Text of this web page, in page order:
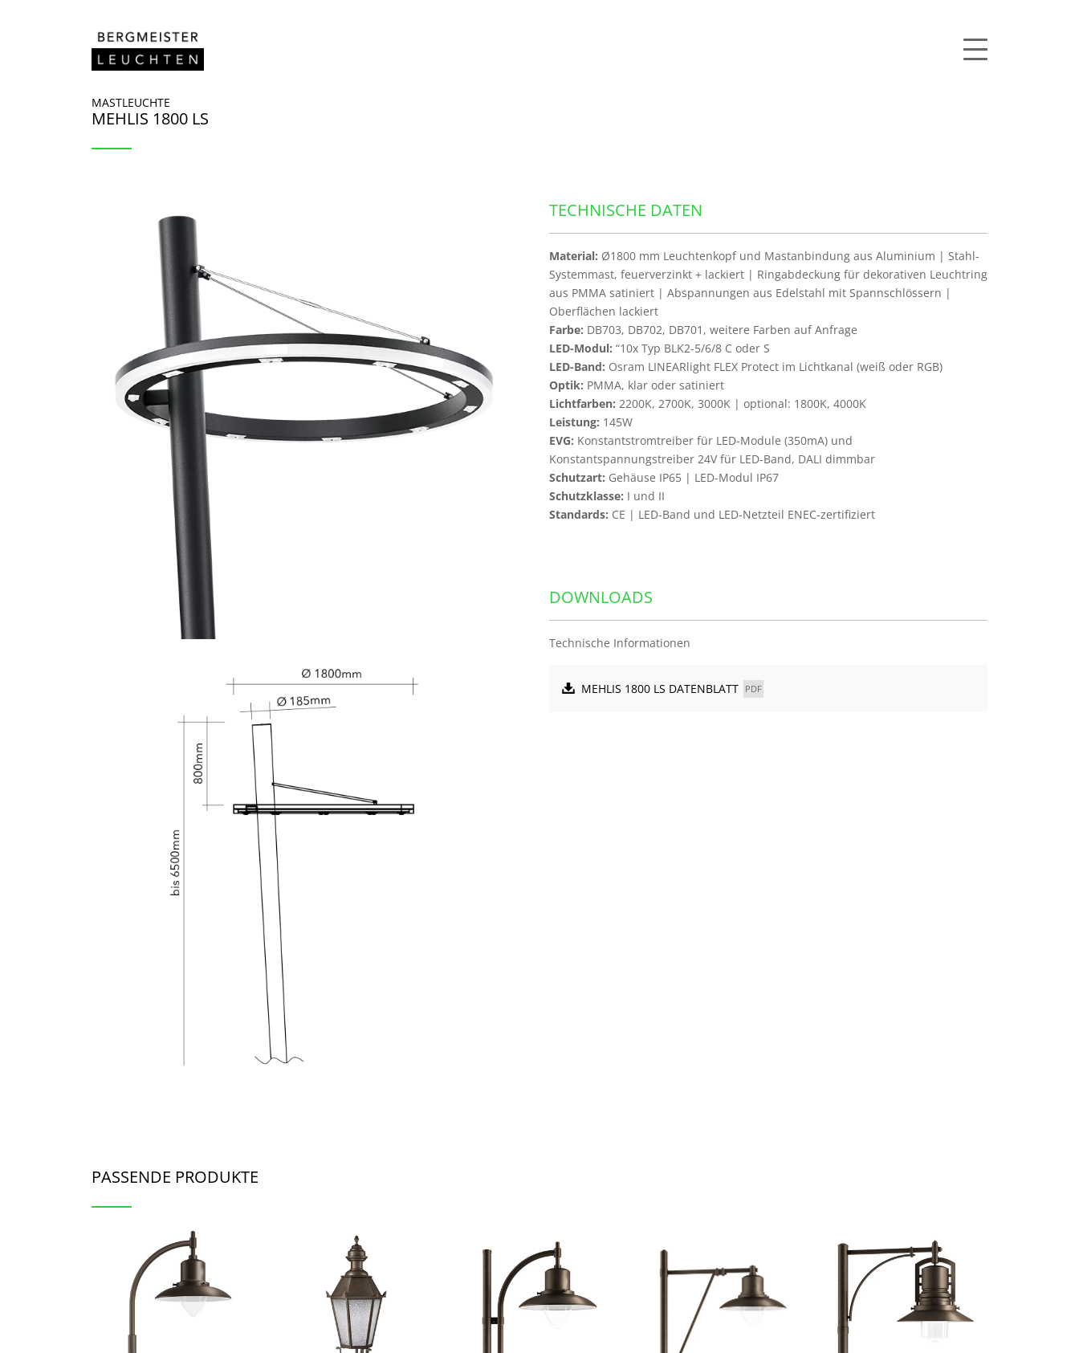
MASTLEUCHTE
MEHLIS 1800 LS
TECHNISCHE DATEN
Material: Ø1800 mm Leuchtenkopf und Mastanbindung aus Aluminium | Stahl-
Systemmast, feuerverzinkt + lackiert | Ringabdeckung für dekorativen Leuchtring
aus PMMA satiniert | Abspannungen aus Edelstahl mit Spannschlössern |
Oberflächen lackiert
Farbe: DB703, DB702, DB701, weitere Farben auf Anfrage
LED-Modul: “10x Typ BLK2-5/6/8 C oder S
LED-Band: Osram LINEARlight FLEX Protect im Lichtkanal (weiß oder RGB)
Optik: PMMA, klar oder satiniert
Lichtfarben: 2200K, 2700K, 3000K | optional: 1800K, 4000K
Leistung: 145W
EVG: Konstantstromtreiber für LED-Module (350mA) und
Konstantspannungstreiber 24V für LED-Band, DALI dimmbar
Schutzart: Gehäuse IP65 | LED-Modul IP67
Schutzklasse: I und II
Standards: CE | LED-Band und LED-Netzteil ENEC-zertifiziert
DOWNLOADS
Technische Informationen
MEHLIS 1800 LS DATENBLATT PDF
PASSENDE PRODUKTE